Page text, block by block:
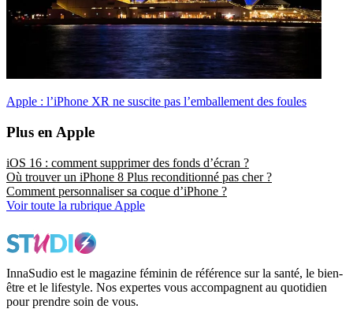
Apple : l’iPhone XR ne suscite pas l’emballement des foules
Plus en Apple
iOS 16 : comment supprimer des fonds d’écran ?
Où trouver un iPhone 8 Plus reconditionné pas cher ?
Comment personnaliser sa coque d’iPhone ?
Voir toute la rubrique Apple
InnaSudio est le magazine féminin de référence sur la santé, le bien-
être et le lifestyle. Nos expertes vous accompagnent au quotidien
pour prendre soin de vous.